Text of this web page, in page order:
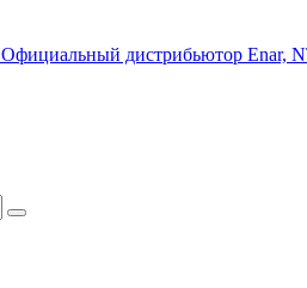
Официальный дистрибьютор Enar,